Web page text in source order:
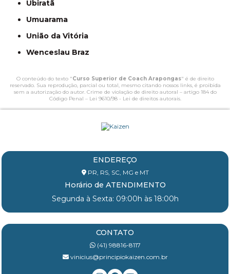
Ubiratã
Umuarama
União da Vitória
Wenceslau Braz
O conteúdo do texto "Curso Superior de Coach Arapongas" é de direito
reservado. Sua reprodução, parcial ou total, mesmo citando nossos links, é proibida
sem a autorização do autor. Crime de violação de direito autoral – artigo 184 do
Código Penal – Lei 9610/98 - Lei de direitos autorais.
ENDEREÇO
PR, RS, SC, MG e MT
Horário de ATENDIMENTO
Segunda à Sexta: 09:00h às 18:00h
CONTATO
(41) 98816-8117
vinicius@principiokaizen.com.br